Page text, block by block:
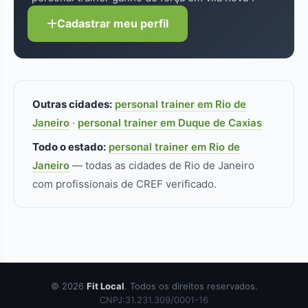
adicional faz diferença real.
Cadastrar meu perfil
Outras cidades: personal trainer em Rio de
Janeiro · personal trainer em Duque de Caxias
Todo o estado: personal trainer em Rio de
Janeiro — todas as cidades de Rio de Janeiro
com profissionais de CREF verificado.
© 2026 Fit Local. Todos os direitos reservados.
CNPJ:31.231.309/0001-16